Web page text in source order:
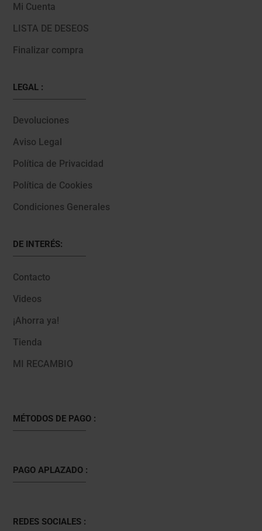
Mi Cuenta
LISTA DE DESEOS
Finalizar compra
LEGAL :
Devoluciones
Aviso Legal
Política de Privacidad
Política de Cookies
Condiciones Generales
DE INTERÉS:
Contacto
Videos
¡Ahorra ya!
Tienda
MI RECAMBIO
MÉTODOS DE PAGO :
PAGO APLAZADO :
REDES SOCIALES :